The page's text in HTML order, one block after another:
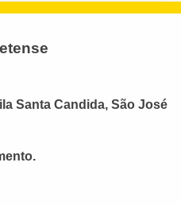
Santa Candida, São José